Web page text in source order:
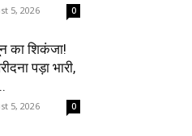
5, 2026 0
का शिकंजा!
पड़ा भारी,
5, 2026 0